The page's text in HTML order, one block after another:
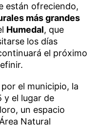
están ofreciendo,
más grandes
Humedal, que
los días
el próximo
el municipio, la
y el lugar de
un espacio
Natural